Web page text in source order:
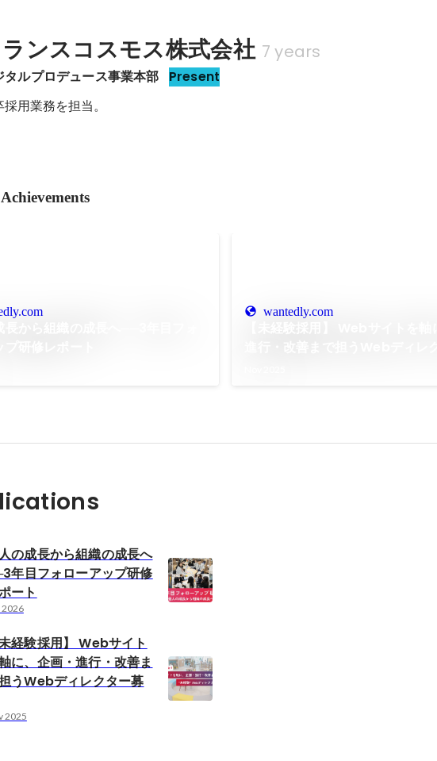
ランスコスモス株式会社 7 years
タルプロデュース事業本部 Present
採用業務を担当。
wantedly.com
の成長から組織の成長へ
年目フォローアップ研修
ート
2026
未経験採用】 Webサイト
に、企画・進行・改善ま
うWebディレクター募
2025